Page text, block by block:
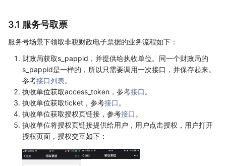
3.1 服务号取票
服务号场景下领取非税财政电子票据的业务流程如下：
财政局获取s_pappid，并提供给执收单位。同一个财政局的
s_pappid是一样的，所以只需要调用一次接口，并保存起来。
参考接口列表。
执收单位获取access_token，参考接口 。
执收单位获取ticket，参考接口 。
执收单位获取授权页链接，参考接口 。
执收单位将授权页链接提供给用户，用户点击授权，用户打开
授权页面，授权交互如下：